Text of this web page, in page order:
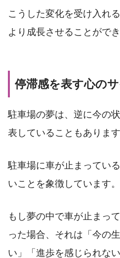
こうした変化を受け入れ
より成長させることがで
停滞感を表す心の
駐車場の夢は、逆に今の
表していることもあります
駐車場に車が止まってい
いことを象徴しています。
もし夢の中で車が止まっ
った場合、それは「今の
い」「進歩を感じられな